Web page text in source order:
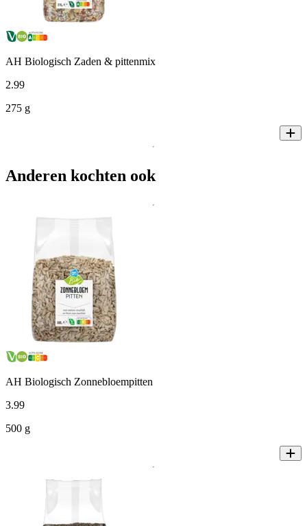
AH Biologisch Zaden & pittenmix
2.99
275 g
Anderen kochten ook
AH Biologisch Zonnebloempitten
3.99
500 g